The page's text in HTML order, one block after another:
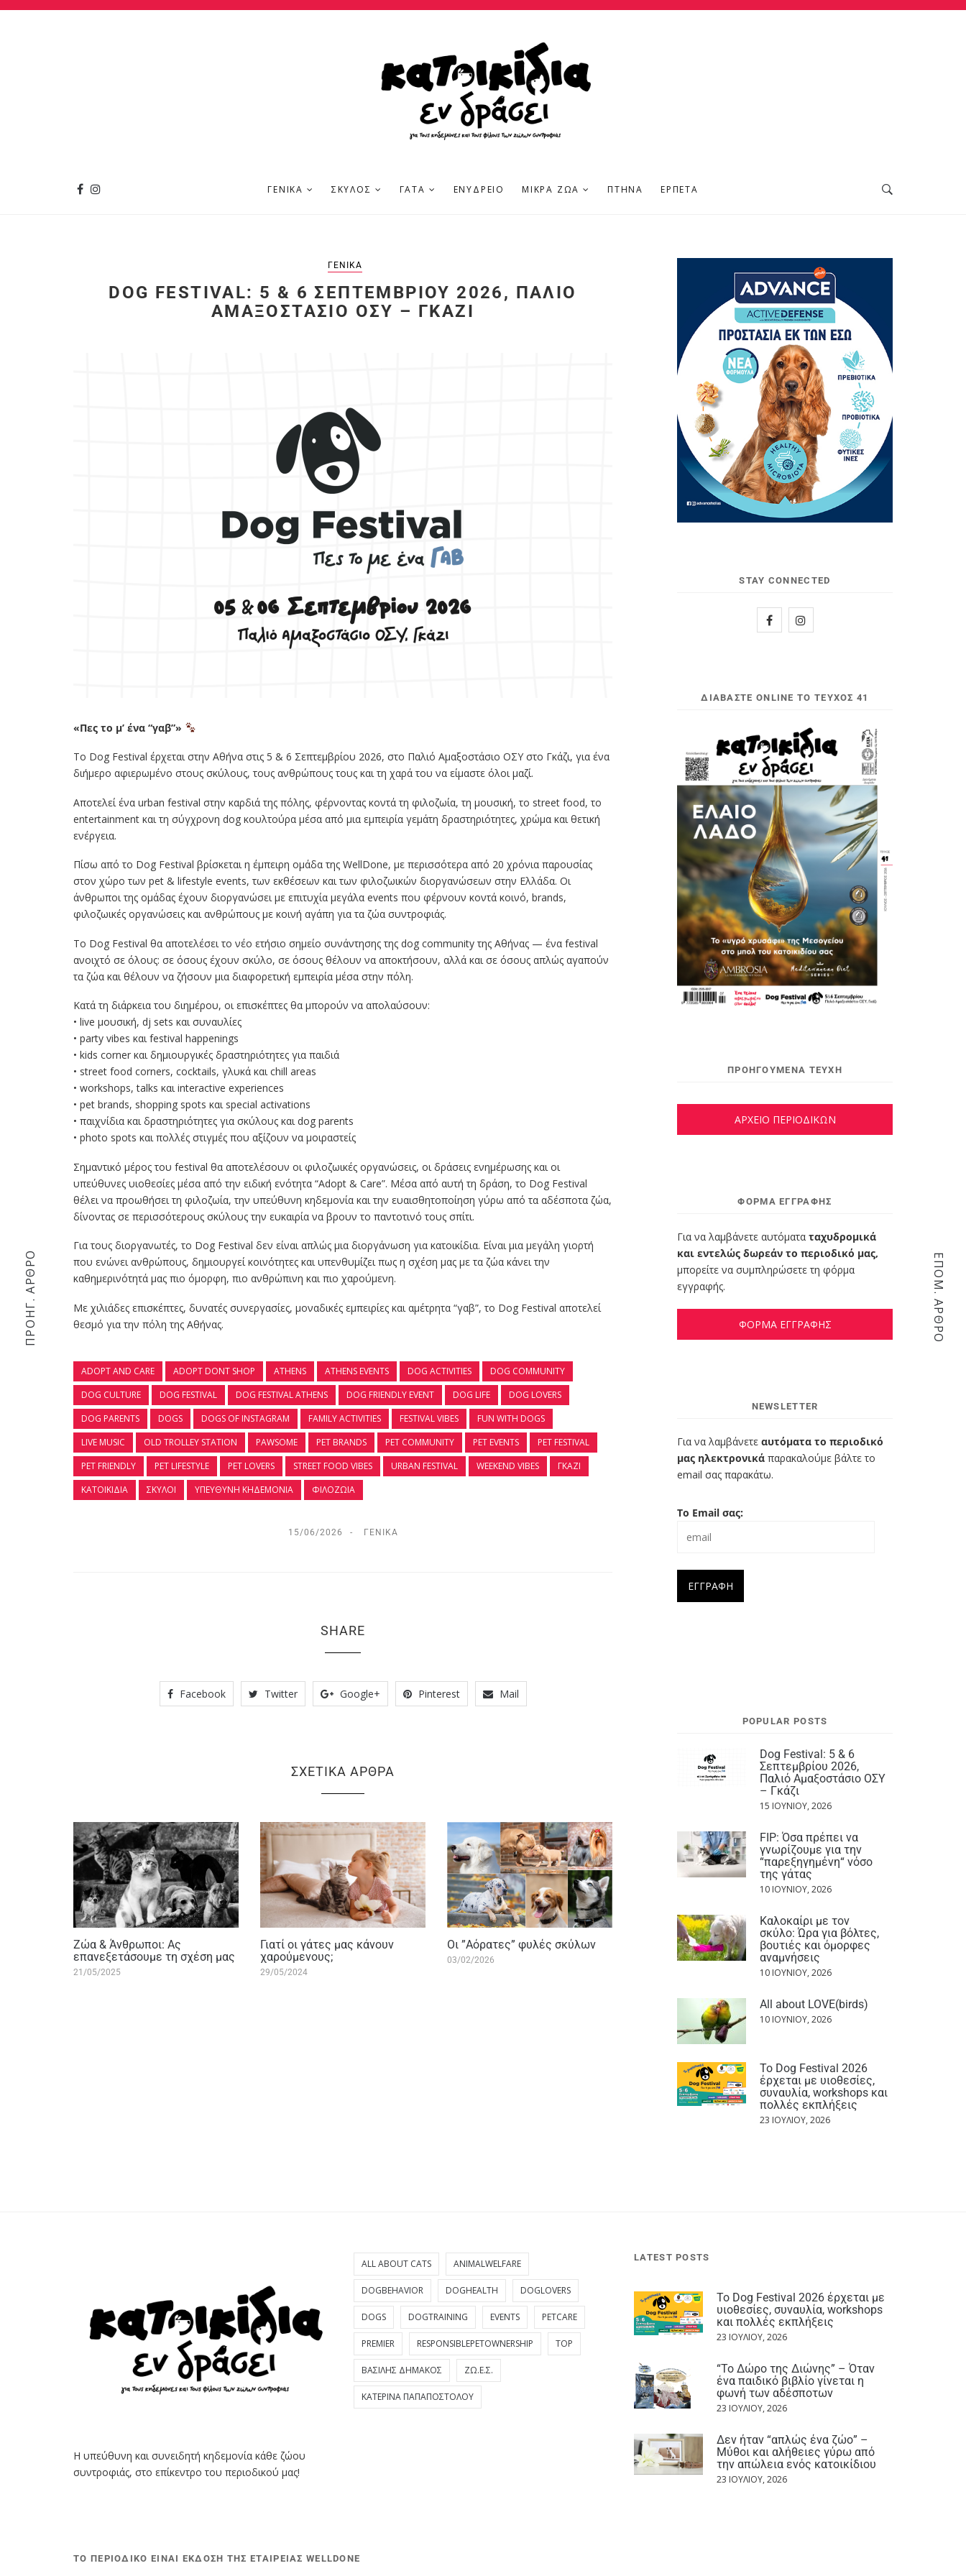
ΓΕΝΙΚΆ ΣΚΎΛΟΣ ΓΆΤΑ ΕΝΥΔΡΕΊΟ ΜΙΚΡΆ ΖΏΑ ΠΤΗΝΆ ΕΡΠΕΤΆ
ΓΕΝΙΚΆ
DOG FESTIVAL: 5 & 6 ΣΕΠΤΕΜΒΡΊΟΥ 2026, ΠΑΛΙΌ
ΑΜΑΞΟΣΤΆΣΙΟ ΟΣΥ – ΓΚΆΖΙ
«Πες το μ’ ένα “γαβ”»
Το Dog Festival έρχεται στην Αθήνα στις 5 & 6 Σεπτεμβρίου 2026, στο Παλιό Αμαξοστάσιο ΟΣΥ στο Γκάζι, για ένα
διήμερο αφιερωμένο στους σκύλους, τους ανθρώπους τους και τη χαρά του να είμαστε όλοι μαζί.
Αποτελεί ένα urban festival στην καρδιά της πόλης, φέρνοντας κοντά τη φιλοζωία, τη μουσική, το street food, το
entertainment και τη σύγχρονη dog κουλτούρα μέσα από μια εμπειρία γεμάτη δραστηριότητες, χρώμα και θετική
ενέργεια.
Πίσω από το Dog Festival βρίσκεται η έμπειρη ομάδα της WellDone, με περισσότερα από 20 χρόνια παρουσίας
στον χώρο των pet & lifestyle events, των εκθέσεων και των φιλοζωικών διοργανώσεων στην Ελλάδα. Οι
άνθρωποι της ομάδας έχουν διοργανώσει με επιτυχία μεγάλα events που φέρνουν κοντά κοινό, brands,
φιλοζωικές οργανώσεις και ανθρώπους με κοινή αγάπη για τα ζώα συντροφιάς.
Το Dog Festival θα αποτελέσει το νέο ετήσιο σημείο συνάντησης της dog community της Αθήνας — ένα festival
ανοιχτό σε όλους: σε όσους έχουν σκύλο, σε όσους θέλουν να αποκτήσουν, αλλά και σε όσους απλώς αγαπούν
τα ζώα και θέλουν να ζήσουν μια διαφορετική εμπειρία μέσα στην πόλη.
Κατά τη διάρκεια του διημέρου, οι επισκέπτες θα μπορούν να απολαύσουν:
• live μουσική, dj sets και συναυλίες
• party vibes και festival happenings
• kids corner και δημιουργικές δραστηριότητες για παιδιά
• street food corners, cocktails, γλυκά και chill areas
• workshops, talks και interactive experiences
• pet brands, shopping spots και special activations
• παιχνίδια και δραστηριότητες για σκύλους και dog parents
• photo spots και πολλές στιγμές που αξίζουν να μοιραστείς
Σημαντικό μέρος του festival θα αποτελέσουν οι φιλοζωικές οργανώσεις, οι δράσεις ενημέρωσης και οι
υπεύθυνες υιοθεσίες μέσα από την ειδική ενότητα “Adopt & Care”. Μέσα από αυτή τη δράση, το Dog Festival
θέλει να προωθήσει τη φιλοζωία, την υπεύθυνη κηδεμονία και την ευαισθητοποίηση γύρω από τα αδέσποτα ζώα,
δίνοντας σε περισσότερους σκύλους την ευκαιρία να βρουν το παντοτινό τους σπίτι.
Για τους διοργανωτές, το Dog Festival δεν είναι απλώς μια διοργάνωση για κατοικίδια. Είναι μια μεγάλη γιορτή
που ενώνει ανθρώπους, δημιουργεί κοινότητες και υπενθυμίζει πως η σχέση μας με τα ζώα κάνει την
καθημερινότητά μας πιο όμορφη, πιο ανθρώπινη και πιο χαρούμενη.
Με χιλιάδες επισκέπτες, δυνατές συνεργασίες, μοναδικές εμπειρίες και αμέτρητα “γαβ”, το Dog Festival αποτελεί
θεσμό για την πόλη της Αθήνας.
ADOPT AND CARE ADOPT DONT SHOP ATHENS ATHENS EVENTS DOG ACTIVITIES
DOG COMMUNITY
DOG CULTURE
DOG FESTIVAL DOG FESTIVAL ATHENS DOG FRIENDLY EVENT DOG LIFE
DOG LOVERS
DOG PARENTS
DOGS DOGS OF INSTAGRAM FAMILY ACTIVITIES FESTIVAL VIBES
FUN WITH DOGS
LIVE MUSIC
OLD TROLLEY STATION PAWSOME PET BRANDS PET COMMUNITY PET EVENTS
PET FESTIVAL
PET FRIENDLY
PET LIFESTYLE PET LOVERS STREET FOOD VIBES URBAN FESTIVAL WEEKEND VIBES
ΓΚΆΖΙ
ΚΑΤΟΙΚΊΔΙΑ
ΣΚΎΛΟΙ ΥΠΕΎΘΥΝΗ ΚΗΔΕΜΟΝΊΑ ΦΙΛΟΖΩΊΑ
15/06/2026 ΓΕΝΙΚΆ
SHARE
Facebook Twitter Google+ Pinterest Mail
ΠΡΟΗΓ. ΆΡΘΡΟ ΕΠΌΜ. ΆΡΘΡΟ
ΣΧΕΤΙΚΆ ΆΡΘΡΑ
Ζώα & Άνθρωποι: Ας
επανεξετάσουμε τη σχέση μας
21/05/2025
Γιατί οι γάτες μας κάνουν
χαρούμενους;
29/05/2024
Οι ”Aόρατες” φυλές σκύλων
03/02/2026
STAY CONNECTED
ΔΙΑΒΆΣΤΕ ONLINE ΤΟ ΤΕΎΧΟΣ 41
ΠΡΟΗΓΟΥΜΕΝΑ ΤΕΥΧΗ
ΑΡΧΕΙΟ ΠΕΡΙΟΔΙΚΩΝ
ΦΌΡΜΑ ΕΓΓΡΑΦΉΣ
Για να λαμβάνετε αυτόματα ταχυδρομικά
και εντελώς δωρεάν το περιοδικό μας,
μπορείτε να συμπληρώσετε τη φόρμα
εγγραφής.
ΦΟΡΜΑ ΕΓΓΡΑΦΗΣ
NEWSLETTER
Για να λαμβάνετε αυτόματα το περιοδικό
μας ηλεκτρονικά παρακαλούμε βάλτε το
email σας παρακάτω.
Το Email σας:
POPULAR POSTS
Dog Festival: 5 & 6
Σεπτεμβρίου 2026,
Παλιό Αμαξοστάσιο ΟΣΥ
– Γκάζι
15 ΙΟΥΝΊΟΥ, 2026
FIP: Όσα πρέπει να
γνωρίζουμε για την
“παρεξηγημένη“ νόσο
της γάτας
10 ΙΟΥΝΊΟΥ, 2026
Καλοκαίρι με τον
σκύλο: Ώρα για βόλτες,
βουτιές και όμορφες
αναμνήσεις
10 ΙΟΥΝΊΟΥ, 2026
All about LOVE(birds)
10 ΙΟΥΝΊΟΥ, 2026
Το Dog Festival 2026
έρχεται με υιοθεσίες,
συναυλία, workshops και
πολλές εκπλήξεις
23 ΙΟΥΛΊΟΥ, 2026
Η υπεύθυνη και συνειδητή κηδεμονία κάθε ζώου
συντροφιάς, στο επίκεντρο του περιοδικού μας!
ALL ABOUT CATS ANIMALWELFARE
DOGBEHAVIOR DOGHEALTH DOGLOVERS
DOGS DOGTRAINING EVENTS PETCARE
PREMIER RESPONSIBLEPETOWNERSHIP TOP
ΒΑΣΊΛΗΣ ΔΗΜΆΚΟΣ ΖΩ.Ε.Σ.
ΚΑΤΕΡΊΝΑ ΠΑΠΑΠΟΣΤΌΛΟΥ
LATEST POSTS
Το Dog Festival 2026 έρχεται με
υιοθεσίες, συναυλία, workshops
και πολλές εκπλήξεις
23 ΙΟΥΛΊΟΥ, 2026
“Το Δώρο της Διώνης” – Όταν
ένα παιδικό βιβλίο γίνεται η
φωνή των αδέσποτων
23 ΙΟΥΛΊΟΥ, 2026
Δεν ήταν “απλώς ένα ζώο” –
Μύθοι και αλήθειες γύρω από
την απώλεια ενός κατοικίδιου
23 ΙΟΥΛΊΟΥ, 2026
ΤΟ ΠΕΡΙΟΔΙΚΟ ΕΙΝΑΙ ΕΚΔΟΣΗ ΤΗΣ ΕΤΑΙΡΕΙΑΣ WELLDONE